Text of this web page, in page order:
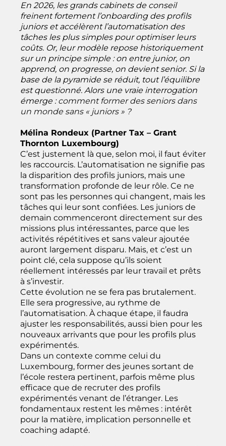
En 2026, les grands cabinets de conseil
freinent fortement l’onboarding des profils
juniors et accélèrent l’automatisation des
tâches les plus simples pour optimiser leurs
coûts. Or, leur modèle repose historiquement
sur un principe simple : on entre junior, on
apprend, on progresse, on devient senior. Si la
base de la pyramide se réduit, tout l’équilibre
est questionné. Alors une vraie interrogation
émerge :comment former des seniors dans
un monde sans « juniors » ?
Mélina Rondeux (Partner Tax – Grant
Thornton Luxembourg)
C’est justement là que, selon moi, il faut éviter
les raccourcis. L’automatisation ne signifie pas
la disparition des profils juniors, mais une
transformation profonde de leur rôle. Ce ne
sont pas les personnes qui changent, mais les
tâches qui leur sont confiées. Les juniors de
demain commenceront directement sur des
missions plus intéressantes, parce que les
activités répétitives et sans valeur ajoutée
auront largement disparu. Mais, et c’est un
point clé, cela suppose qu’ils soient
réellement intéressés par leur travail et prêts
à s’investir.
Cette évolution ne se fera pas brutalement.
Elle sera progressive, au rythme de
l’automatisation. À chaque étape, il faudra
ajuster les responsabilités, aussi bien pour les
nouveaux arrivants que pour les profils plus
expérimentés.
Dans un contexte comme celui du
Luxembourg, former des jeunes sortant de
l’école restera pertinent, parfois même plus
efficace que de recruter des profils
expérimentés venant de l’étranger. Les
fondamentaux restent les mêmes : intérêt
pour la matière, implication personnelle et
coaching adapté.